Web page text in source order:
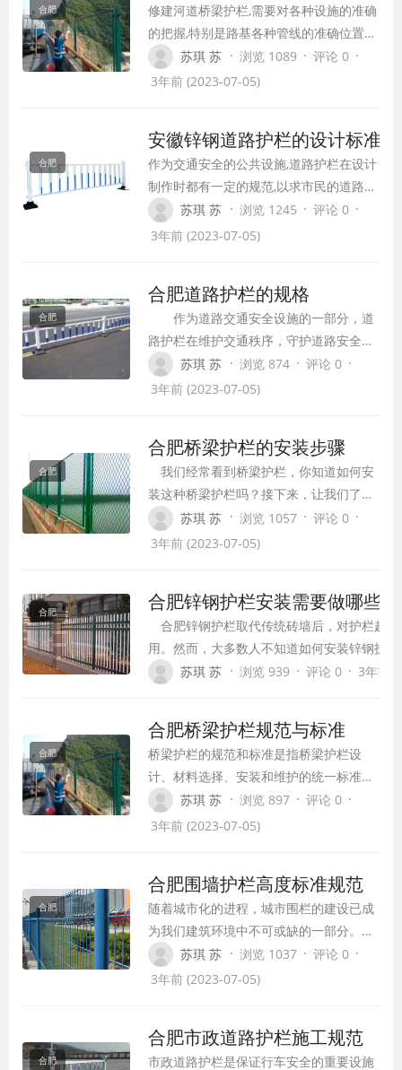
合肥
修建河道桥梁护栏,需要对各种设施的准确
的把握,特别是路基各种管线的准确位置。
在建设过程中,地下设施不能受到任何破
坏。如果是地下排水管道,通信管或暗渠的
苏琪 苏 · 浏览 1089 · 评论 0 ·
3年前 (2023-07-05)
合肥
安徽锌钢道路护栏的设计标准
作为交通安全的公共设施,道路护栏在设计
制作时都有一定的规范,以求市民的道路安
全和城市文明形象。道路护栏的设计标准,
接下来给大家介绍一下。
苏琪 苏 · 浏览 1245 · 评论 0 ·
3年前 (2023-07-05)
合肥
合肥道路护栏的规格
作为道路交通安全设施的一部分，道
路护栏在维护交通秩序，守护道路安全上
面起着非常重要的作用，它主要的一个作
用是阻拦不良的交通行为，阻拦想着横穿
格有所不同呀？那具体的是怎样的呢？
苏琪 苏 · 浏览 874 · 评论 0 ·
3年前 (2023-07-05)
合肥
合肥桥梁护栏的安装步骤
我们经常看到桥梁护栏，你知道如何安
装这种桥梁护栏吗？接下来，让我们了解
一下护栏的安装步骤：
苏琪 苏 · 浏览 1057 · 评论 0 ·
3年前 (2023-07-05)
合肥 合肥锌钢护栏安装需要做哪些
合肥锌钢护栏取代传统砖墙后，对护栏起
用。然而，大多数人不知道如何安装锌钢护
是否需要基础知识。今天，泽顺达护栏制造
苏琪 苏 · 浏览 939 · 评论 0 · 3年前
合肥
合肥桥梁护栏规范与标准
桥梁护栏的规范和标准是指桥梁护栏设
计、材料选择、安装和维护的统一标准和
规范。桥梁护栏是保护驾驶员或行人安全
的重要设施。其质量和符合规范要求的程
必须遵守一系列标准和规定，以确保桥梁
护栏能够满足安全和审美要求。
苏琪 苏 · 浏览 897 · 评论 0 ·
3年前 (2023-07-05)
合肥
合肥围墙护栏高度标准规范
随着城市化的进程，城市围栏的建设已成
为我们建筑环境中不可或缺的一部分。然
而，在建造围栏时，我们经常遇到需要按
照标准规范设置围栏高度的问题。在这
苏琪 苏 · 浏览 1037 · 评论 0 ·
3年前 (2023-07-05)
合肥
合肥市政道路护栏施工规范
市政道路护栏是保证行车安全的重要设施